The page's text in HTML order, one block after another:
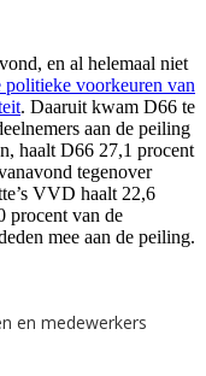
en al helemaal niet
politieke voorkeuren van
. Daaruit kwam D66 te
aan de peiling
haalt D66 27,1 procent
tegenover
VVD haalt 22,6
procent van de
mee aan de peiling.